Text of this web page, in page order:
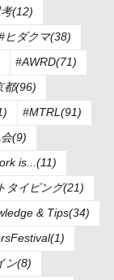
(12)
ヒダクマ(38)
#AWRD(71)
都(96)
#MTRL(91)
(9)
is...(11)
タイピング(21)
& Tips(34)
ン(8)